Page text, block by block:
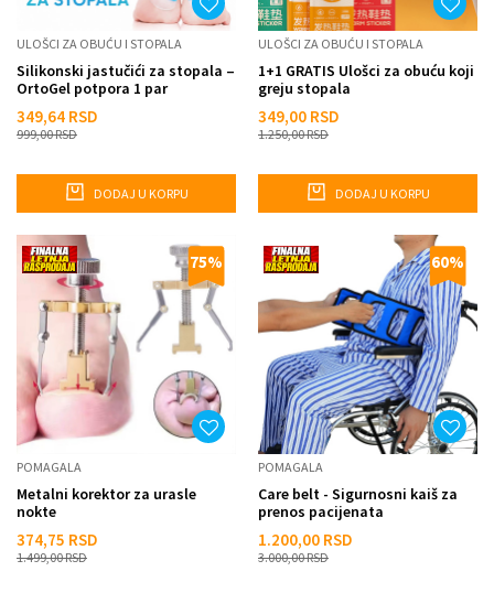
ULOŠCI ZA OBUĆU I STOPALA
Silikonski jastučići za stopala –
OrtoGel potpora 1 par
349,64 RSD
999,00RSD
DODAJ U KORPU
ULOŠCI ZA OBUĆU I STOPALA
1+1 GRATIS Ulošci za obuću koji
greju stopala
349,00 RSD
1.250,00RSD
DODAJ U KORPU
75%
POMAGALA
Metalni korektor za urasle
nokte
374,75 RSD
1.499,00RSD
60%
POMAGALA
Care belt - Sigurnosni kaiš za
prenos pacijenata
1.200,00 RSD
3.000,00RSD